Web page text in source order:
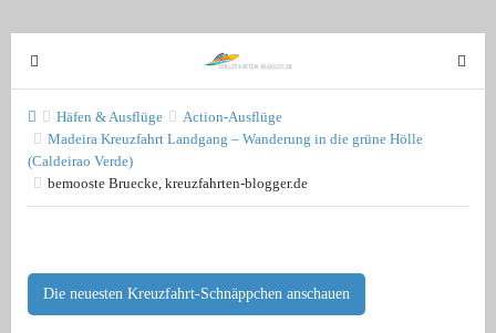
T
o
g
g
l
e
v
T
o
Häfen & Ausflüge
Action-Ausflüge
Madeira Kreuzfahrt Landgang – Wanderung in die grüne Hölle
(Caldeirao Verde)
bemooste Bruecke, kreuzfahrten-blogger.de
Die neuesten Kreuzfahrt-Schnäppchen anschauen